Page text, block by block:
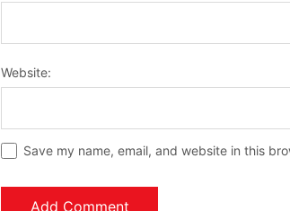
Website:
Save my name, email, and website in this